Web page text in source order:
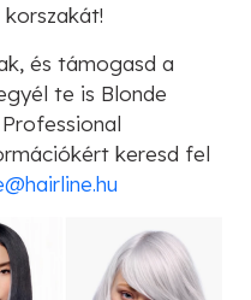
és támogasd a
te is Blonde
keresd fel